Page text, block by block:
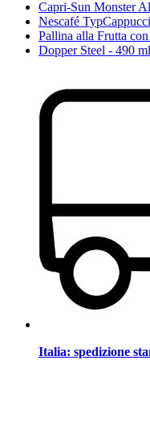
Capri-Sun Monster
Nescafé
Pallina alla Frutta
Dopper Steel - 490 ml
Italia: spedizione